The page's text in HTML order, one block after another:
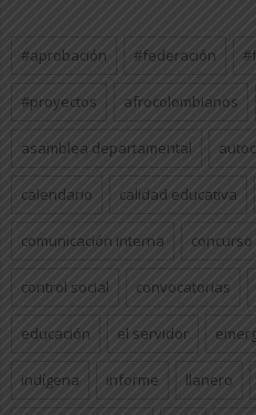
#aprobación #federación
#proyectos afrocolombianos
asamblea departamental
calendario calidad educativa
comunicación interna concurso
control social convocatorias
educación el servidor
indígena informe llanero